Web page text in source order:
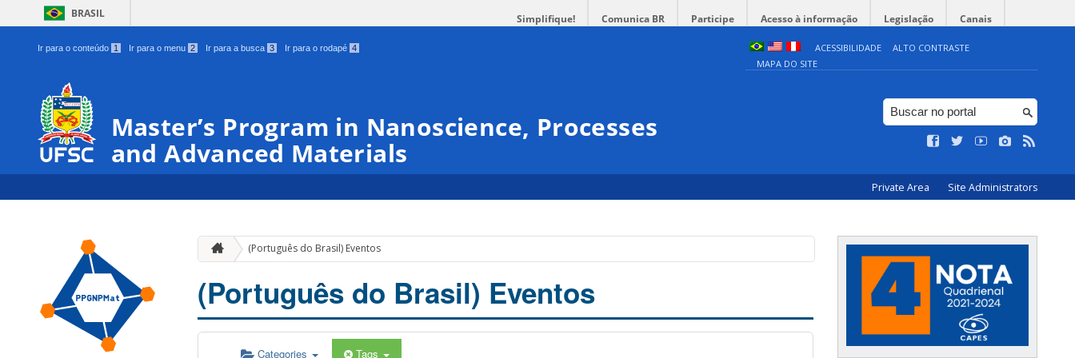
BRASIL Simplifique! Comunica BR Participe Acesso à informação Legislação Canais
Ir para o conteúdo 1 Ir para o menu 2 Ir para a busca 3 Ir para o rodapé 4 ACESSIBILIDADE
ALTO CONTRASTE
MAPA DO SITE
Master’s Program in Nanoscience, Processes
and Advanced Materials
Private Area Site Administrators
(Português do Brasil) Eventos
(Português do Brasil) Eventos
Categories Tags